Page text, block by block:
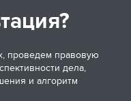
проведем правовую
дела,
и алгоритм